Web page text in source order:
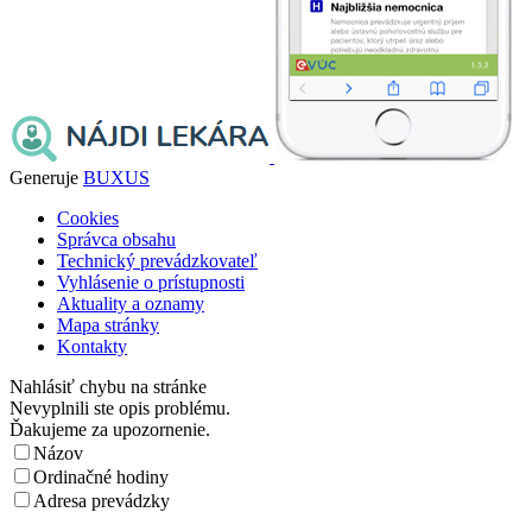
Generuje BUXUS
Cookies
Správca obsahu
Technický prevádzkovateľ
Vyhlásenie o prístupnosti
Aktuality a oznamy
Mapa stránky
Kontakty
Nahlásiť chybu na stránke
Nevyplnili ste opis problému.
Ďakujeme za upozornenie.
Názov
Ordinačné hodiny
Adresa prevádzky